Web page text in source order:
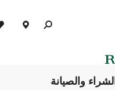
الشراء والصيانة